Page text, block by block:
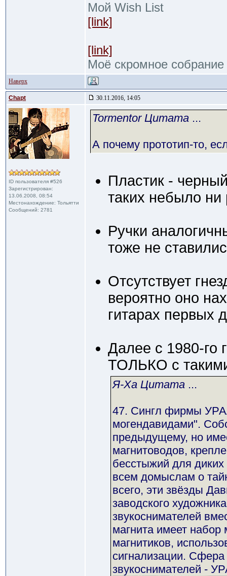
Мой Wish List
[link]
[link]
Моё скромное собрание
Наверх
Chapt 30.11.2016, 14:05
ID пользователя #526
Зарегистрирован:
13.06.2008, 08:54
Местонахождение: Тольятти
Сообщений: 2781
Tormentor Цитата ...
А почему прототип-то,
Пластик -
таких небыло ни
Ручки
тоже не
Отсутствует
вероятно оно
гитарах первых
Далее с 1980-го
ТОЛЬКО с
Я-Ха Цитата ...
47. Сингл фирмы
могендавидами".
предыдущему, но
магнитоводов,
бесстыжий для
всем домыслам о
всего, эти звёзды
заводского
звукоснимателей
магнита имеет набор
магнитиков,
сигнализации.
звукоснимателей -